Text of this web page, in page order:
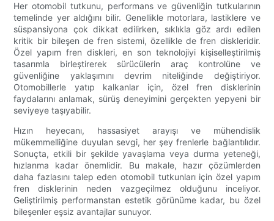
Her otomobil tutkunu, performans ve güvenliğin tutkularının
temelinde yer aldığını bilir. Genellikle motorlara, lastiklere ve
süspansiyona çok dikkat edilirken, sıklıkla göz ardı edilen
kritik bir bileşen de fren sistemi, özellikle de fren diskleridir.
Özel yapım fren diskleri, en son teknolojiyi kişiselleştirilmiş
tasarımla birleştirerek sürücülerin araç kontrolüne ve
güvenliğine yaklaşımını devrim niteliğinde değiştiriyor.
Otomobillerle yatıp kalkanlar için, özel fren disklerinin
faydalarını anlamak, sürüş deneyimini gerçekten yepyeni bir
seviyeye taşıyabilir.
Hızın heyecanı, hassasiyet arayışı ve mühendislik
mükemmelliğine duyulan sevgi, her şey frenlerle bağlantılıdır.
Sonuçta, etkili bir şekilde yavaşlama veya durma yeteneği,
hızlanma kadar önemlidir. Bu makale, hazır çözümlerden
daha fazlasını talep eden otomobil tutkunları için özel yapım
fren disklerinin neden vazgeçilmez olduğunu inceliyor.
Geliştirilmiş performanstan estetik görünüme kadar, bu özel
bileşenler eşsiz avantajlar sunuyor.